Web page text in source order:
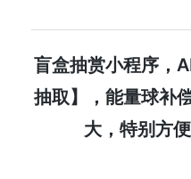
盲盒抽赏小程序，
抽取】，能量球补
大，特别方